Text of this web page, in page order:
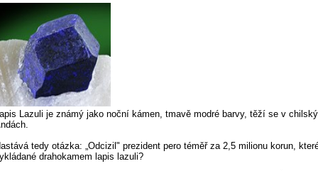
Lapis Lazuli je známý jako noční kámen, tmavě modré barvy, těží se v
tedy otázka: „Odcizil" prezident pero téměř za 2,5 milionu korun,
drahokamem lapis lazuli?